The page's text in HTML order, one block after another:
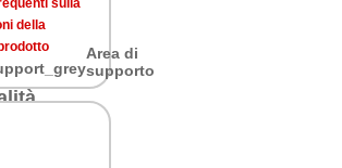
sulla
della
Area di
supporto